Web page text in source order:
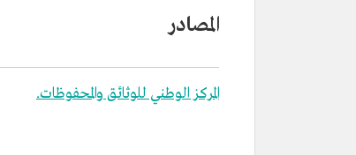
المصادر
المركز الوطني للوثائق والمحفوظات.